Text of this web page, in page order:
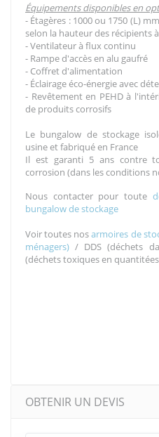
Équipements disponibles en
- Étagères : 1000 ou 1750 (L)
selon la hauteur des récipients
- Ventilateur à flux continu
- Rampe d'accès en alu gaufré
- Coffret d'alimentation
- Éclairage éco-énergie avec
- Revêtement en PEHD à
de produits corrosifs
Le bungalow de stockage
usine et fabriqué en France
Il est garanti 5 ans contre
corrosion (dans les conditions
Nous contacter pour toute
bungalow de stockage
Voir toutes nosarmoires de
ménagers) / DDS (déchets
(déchets toxiques en
OBTENIR UN DEVIS